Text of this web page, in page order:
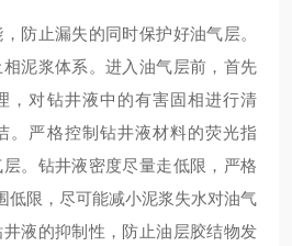
防止漏失的同时保护好油气层。
泥浆体系。进入油气层前，首先
，对钻井液中的有害固相进行清
。严格控制钻井液材料的荧光指
。钻井液密度尽量走低限，严格
低限，尽可能减小泥浆失水对油气
液的抑制性，防止油层胶结物发